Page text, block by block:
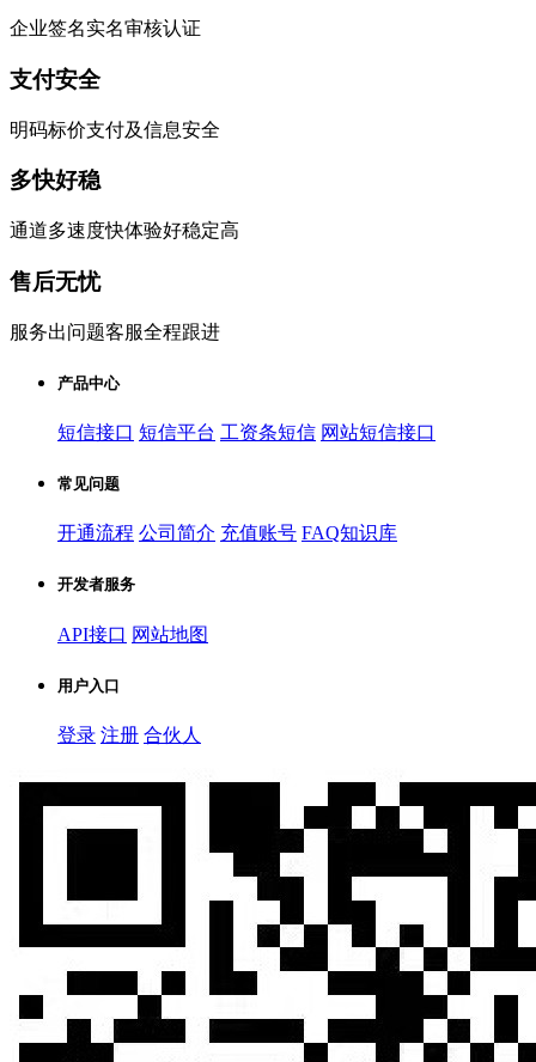
企业签名实名审核认证
支付安全
明码标价支付及信息安全
多快好稳
通道多速度快体验好稳定高
售后无忧
服务出问题客服全程跟进
产品中心
短信接口 短信平台 工资条短信 网站短信接口
常见问题
开通流程 公司简介 充值账号 FAQ知识库
开发者服务
API接口 网站地图
用户入口
登录 注册 合伙人